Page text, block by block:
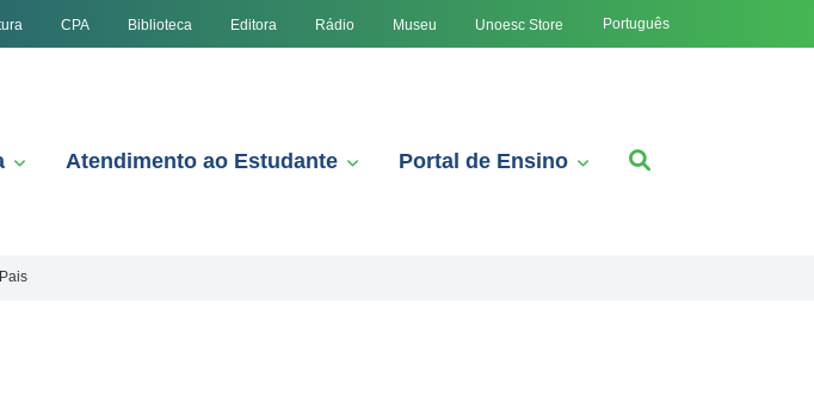
CPA Biblioteca Editora Rádio Museu Unoesc Store Português
Atendimento ao Estudante Portal de Ensino